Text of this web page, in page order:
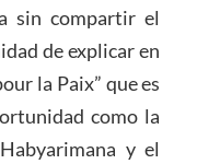
sin compartir el
de explicar en
la Paix” que es
como la
y el